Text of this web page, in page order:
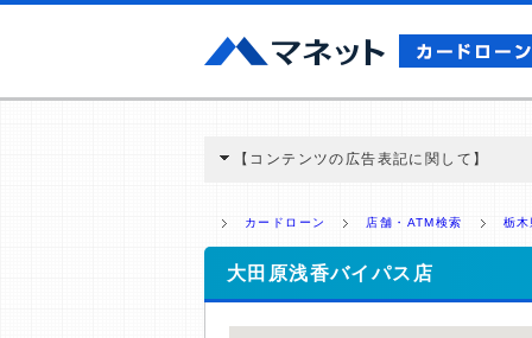
【コンテンツの広告表記に関して】
ミ収集などに基づき、公平性を担保した情
>提携企業一覧
カードローン 店舗・ATM検索 栃
大田原浅香バイパス店